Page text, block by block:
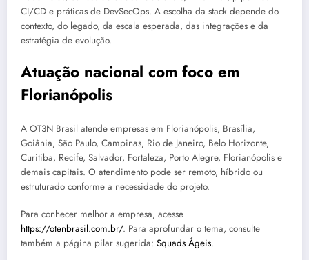
CI/CD e práticas de DevSecOps. A escolha da stack depende do
contexto, do legado, da escala esperada, das integrações e da
estratégia de evolução.
Atuação nacional com foco em
Florianópolis
A OT3N Brasil atende empresas em Florianópolis, Brasília,
Goiânia, São Paulo, Campinas, Rio de Janeiro, Belo Horizonte,
Curitiba, Recife, Salvador, Fortaleza, Porto Alegre, Florianópolis e
demais capitais. O atendimento pode ser remoto, híbrido ou
estruturado conforme a necessidade do projeto.
Para conhecer melhor a empresa, acesse
https://otenbrasil.com.br/. Para aprofundar o tema, consulte
também a página pilar sugerida: Squads Ágeis.